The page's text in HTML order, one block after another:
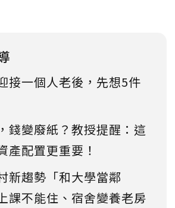
接一個人老後，先想5件
錢變廢紙？教授提醒：這
產配置更重要！
新趨勢「和大學當鄰
課不能住、宿舍變養老房